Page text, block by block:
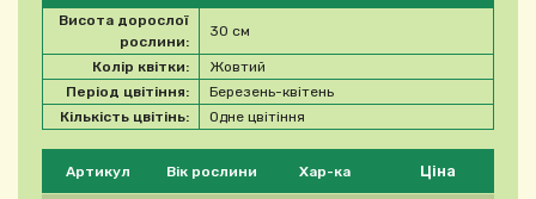
Будь ласка, виберіть продукт
Артикул Вік рослини Хар-ка Ціна
Висота дорослої
рослини:
30 см
Колір квітки:
Жовтий
Період цвітіння:
Березень-квітень
Кількість цвітінь:
Одне цвітіння